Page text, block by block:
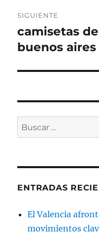
SIGUIENTE
Entrada
siguiente:
camisetas
buenos aires
Buscar
por:
ENTRADAS
El Valencia
movimientos